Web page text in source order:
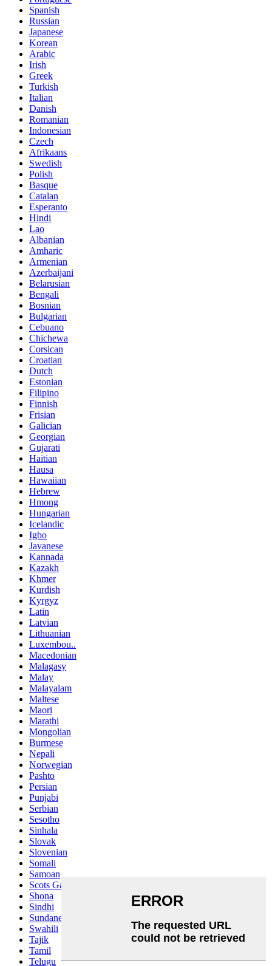
Spanish
Russian
Japanese
Korean
Arabic
Irish
Greek
Turkish
Italian
Danish
Romanian
Indonesian
Czech
Afrikaans
Swedish
Polish
Basque
Catalan
Esperanto
Hindi
Lao
Albanian
Amharic
Armenian
Azerbaijani
Belarusian
Bengali
Bosnian
Bulgarian
Cebuano
Chichewa
Corsican
Croatian
Dutch
Estonian
Filipino
Finnish
Frisian
Galician
Georgian
Gujarati
Haitian
Hausa
Hawaiian
Hebrew
Hmong
Hungarian
Icelandic
Igbo
Javanese
Kannada
Kazakh
Khmer
Kurdish
Kyrgyz
Latin
Latvian
Lithuanian
Luxembou..
Macedonian
Malagasy
Malay
Malayalam
Maltese
Maori
Marathi
Mongolian
Burmese
Nepali
Norwegian
Pashto
Persian
Punjabi
Serbian
Sesotho
Sinhala
Slovak
Slovenian
Somali
Samoan
Scots Gaelic
Shona
Sindhi
Sundanese
Swahili
Tajik
Tamil
Telugu